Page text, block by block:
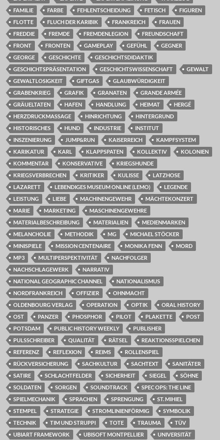
FAMILIE
FARBE FEHLENTSCHEIDUNG FETISCH
FIGUREN
FLOTTE
FLUCH DER KARIBIK FRANKREICH
FRAUEN
FREDDIE
FREMDE FREMDENLEGION
FREUNDSCHAFT
FRONT
FRONTEN GAMEPLAY GEFÜHL
GEGNER
GEORGE
GESCHICHTE
GESCHICHTSDIDAKTIK
GESCHICHTSPRÄSENTATION
GESCHICHTSWISSENSCHAFT
GEWALT
GEWALTLOSIGKEIT
GIFTGAS
GLAUBWÜRDIGKEIT
GRABENKRIEG
GRAFIK GRANATEN
GRANDE ARMÉE
GRÄUELTATEN
HAFEN HANDLUNG HEIMAT
HERGÉ
HERZDRUCKMASSAGE
HINRICHTUNG
HINTERGRUND
HISTORISCHES
HUND INDUSTRIE
INSTITUT
INSZENIERUNG
JUMP&RUN KAISERREICH
KAMPFSYSTEM
KARIKATUR
KARL KLAPPSPATEN KOLLEKTIV
KOLONIEN
KOMMENTAR
KONSERVATIVE
KRIEGSHUNDE
KRIEGSVERBRECHEN
KRITIKER KULISSE
LATZHOSE
LAZARETT
LEBENDIGES MUSEUM ONLINE (LEMO)
LEGENDE
LEISTUNG
LIEBE MACHINENGEWEHR
MÄCHTEKONZERT
MARIE
MARKETING
MASCHINENGEWEHRE
MATERIALBESCHREIBUNG
MATERIALIEN
MEDIENMARKEN
MELANCHOLIE
METHODIK MG
MICHAEL STÖCKER
MINISPIELE
MISSION CENTENAIRE MONIKA FENN
MORD
MP3
MULTIPERSPEKTIVITÄT
NACHFOLGER
NACHSCHLAGEWERK
NARRATIV
NATIONAL GEOGRAPHIC CHANNEL
NATIONALISMUS
NORDFRANKREICH
OFFIZIER
OHNMACHT
OLDENBOURG VERLAG
OPERATION OPTIK
ORAL HISTORY
OST
PANZER PHOSPHOR PILOT PLAKETTE
POST
POTSDAM
PUBLIC HISTORY WEEKLY
PUBLISHER
PULSSCHREIBER
QUALITÄT RÄTSEL
REAKTIONSSPIELCHEN
REFERENZ
REFLEXION REIMS
ROLLENSPIEL
RÜCKVERSICHERUNG
SACHKULTUR SACHTEXT
SANITÄTER
SATIRE
SCHLACHTFELDER SICHERHEIT SIEGEL
SÖHNE
SOLDATEN
SORGEN SOUNDTRACK
SPEC OPS: THE LINE
SPIELMECHANIK
SPRACHEN SPRENGUNG
ST. MIHIEL
STEMPEL
STRATEGIE STROMLINIENFÖRMIG
SYMBOLIK
TECHNIK
TIM UND STRUPPI TOTE TRAUMA
TÜV
UBIART FRAMEWORK
UBISOFT MONTPELLIER UNIVERSITÄT